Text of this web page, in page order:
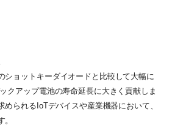
ショットキーダイオードと比較して大幅に
クアップ電池の寿命延長に大きく貢献しま
られるIoTデバイスや産業機器において、